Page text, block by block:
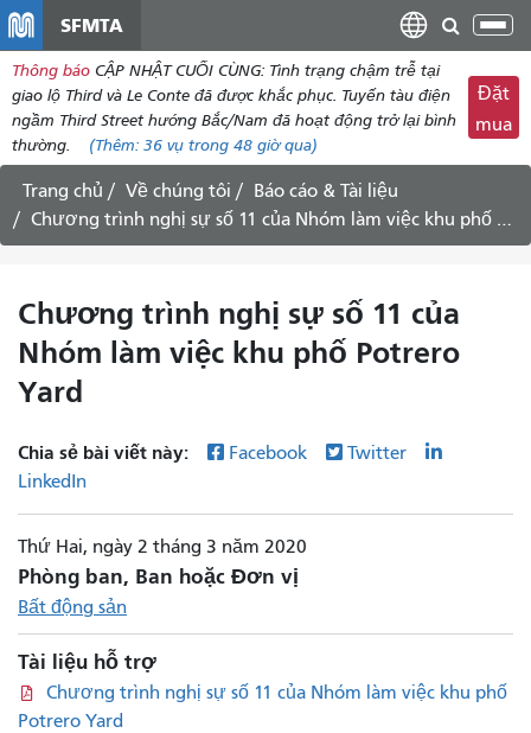
dung
SFMTA
Thông báo CẬP NHẬT CUỐI CÙNG: Tình trạng chậm trễ tại
giao lộ Third và Le Conte đã được khắc phục. Tuyến tàu điện
ngầm Third Street hướng Bắc/Nam đã hoạt động trở lại bình
thường.
(Thêm: 36 vụ trong 48 giờ qua)
Đặt
mua
Trang chủ Về chúng tôi
Báo cáo & Tài liệu
Chương trình nghị sự số 11 của Nhóm làm việc khu phố Potrero Yard
Chương trình nghị sự số 11 của
Nhóm làm việc khu phố Potrero
Yard
Chia sẻ bài viết này: Facebook
Twitter
LinkedIn
Thứ Hai, ngày 2 tháng 3 năm 2020
Phòng ban, Ban hoặc Đơn vị
Bất động sản
Tài liệu hỗ trợ
Chương trình nghị sự số 11 của Nhóm làm việc khu phố
Potrero Yard